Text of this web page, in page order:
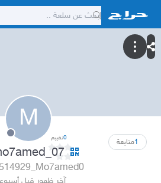
M
1متابعة 0تقييم